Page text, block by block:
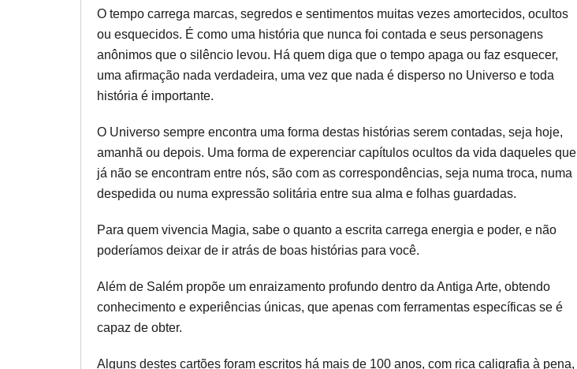
O tempo carrega marcas, segredos e sentimentos muitas vezes amortecidos, ocultos
ou esquecidos. É como uma história que nunca foi contada e seus personagens
anônimos que o silêncio levou. Há quem diga que o tempo apaga ou faz esquecer,
uma afirmação nada verdadeira, uma vez que nada é disperso no Universo e toda
história é importante.
O Universo sempre encontra uma forma destas histórias serem contadas, seja hoje,
amanhã ou depois. Uma forma de experenciar capítulos ocultos da vida daqueles que
já não se encontram entre nós, são com as correspondências, seja numa troca, numa
despedida ou numa expressão solitária entre sua alma e folhas guardadas.
Para quem vivencia Magia, sabe o quanto a escrita carrega energia e poder, e não
poderíamos deixar de ir atrás de boas histórias para você.
Além de Salém propõe um enraizamento profundo dentro da Antiga Arte, obtendo
conhecimento e experiências únicas, que apenas com ferramentas específicas se é
capaz de obter.
Alguns destes cartões foram escritos há mais de 100 anos, com rica caligrafia à pena,